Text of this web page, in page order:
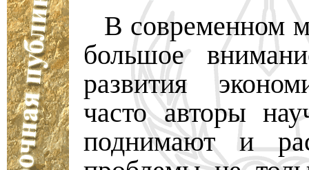
В современном
большое
развития
часто авторы
поднимают и